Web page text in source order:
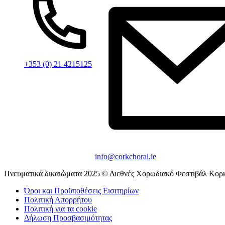
+353 (0) 21 4215125
info@corkchoral.ie
Πνευματικά δικαιώματα 2025 © Διεθνές Χορωδιακό Φεστιβάλ
Όροι και Προϋποθέσεις Εισιτηρίων
Πολιτική Απορρήτου
Πολιτική για τα cookie
Δήλωση Προσβασιμότητας